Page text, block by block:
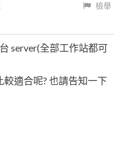
檢舉
server(全部工作站都可
適合呢? 也請告知一下